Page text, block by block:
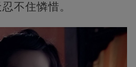
不住憐惜。